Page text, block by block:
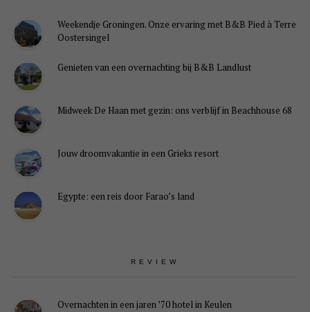
Weekendje Groningen. Onze ervaring met B&B Pied à Terre
Oostersingel
Genieten van een overnachting bij B&B Landlust
Midweek De Haan met gezin: ons verblijf in Beachhouse 68
Jouw droomvakantie in een Grieks resort
Egypte: een reis door Farao’s land
REVIEW
Overnachten in een jaren ’70 hotel in Keulen